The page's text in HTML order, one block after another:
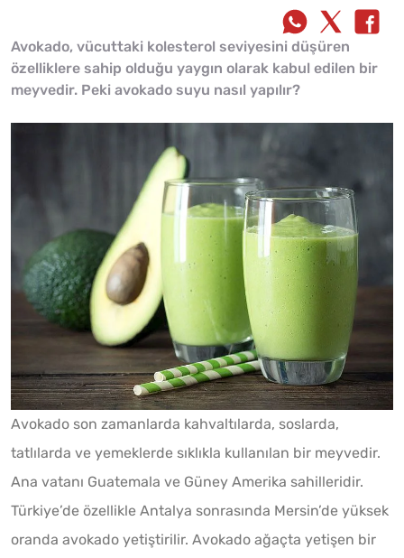
Avokado, vücuttaki kolesterol seviyesini düşüren
özelliklere sahip olduğu yaygın olarak kabul edilen bir
meyvedir. Peki avokado suyu nasıl yapılır?
Avokado son zamanlarda kahvaltılarda, soslarda,
tatlılarda ve yemeklerde sıklıkla kullanılan bir meyvedir.
Ana vatanı Guatemala ve Güney Amerika sahilleridir.
Türkiye’de özellikle Antalya sonrasında Mersin’de yüksek
oranda avokado yetiştirilir. Avokado ağaçta yetişen bir